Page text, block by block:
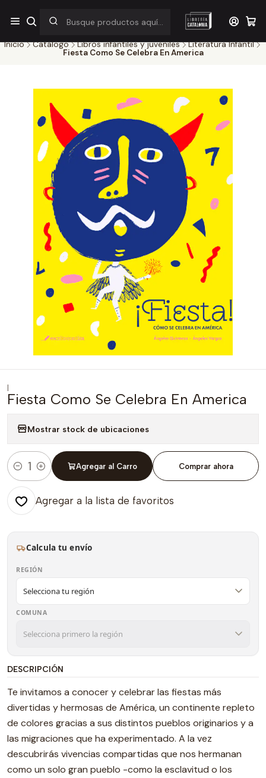
¡Por pocos días! Despacho a $1.000 en RM por compras sobre
$38.000
Inicio Catálogo Libros infantiles y juveniles
Literatura Infantil
Fiesta Como Se Celebra En America
|
Fiesta Como Se Celebra En America
Mostrar stock de ubicaciones
Cantidad
Agregar al Carro Comprar ahora
Agregar a la lista de favoritos
Calcula tu envío
REGIÓN
COMUNA
DESCRIPCIÓN
Te invitamos a conocer y celebrar las fiestas más
divertidas y hermosas de América, un continente repleto
de colores gracias a sus distintos pueblos originarios y a
las migraciones que ha experimentado. A la vez
descubrirás vivencias compartidas que nos hermanan
como un solo gran pueblo -como la esclavitud o los